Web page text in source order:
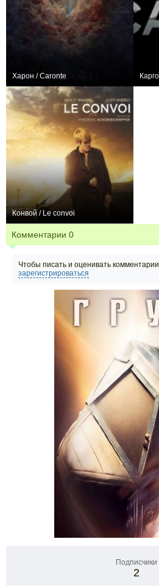
Харон / Caronte
Конвой / Le convoi
Комментарии 0
Чтобы писать и оценивать
зарегистрироваться
Подписчики
2